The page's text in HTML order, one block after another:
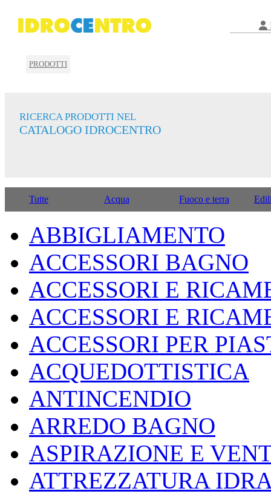
PRODOTTI
RICERCA PRODOTTI NEL
CATALOGO IDROCENTRO
Tutte Acqua Fuoco e terra
ABBIGLIAMENTO
ACCESSORI BAGNO
ACCESSORI E
ACCESSORI E
ACCESSORI PER
ACQUEDOTTISTICA
ANTINCENDIO
ARREDO BAGNO
ASPIRAZIONE E
ATTREZZATURA